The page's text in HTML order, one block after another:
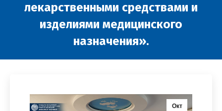
лекарственными средствами и
изделиями медицинского
назначения».
Окт